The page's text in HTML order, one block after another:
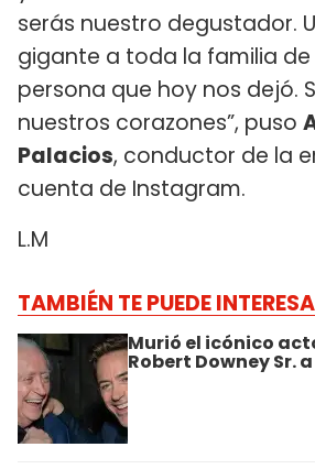
serás nuestro degustador.
gigante a toda la familia
persona que hoy nos dejó.
nuestros corazones”, puso
Palacios, conductor de la
cuenta de Instagram.
L.M
TAMBIÉN TE PUEDE
Murió el icónico
Robert Downey Sr.